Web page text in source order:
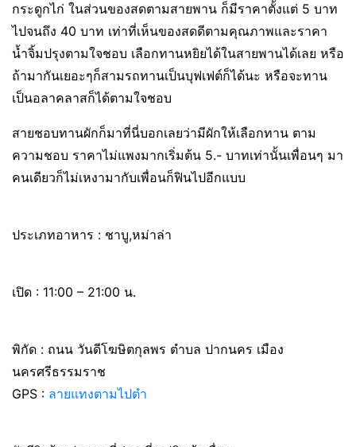
กระดูกไก่ ในส่วนของสดตามสายพาน ก็มีราคาตั้งแต่ 5 บาท
ไปจนถึง 40 บาท เท่าที่เห็นของสดดีตามคุณภาพและราคา
น้ำจิ้มปรุงตามใจชอบ เลือกทานหยิยได้ในสายพานได้เลย หรือ
ถ้ามากันเยอะๆก็สามรถทานเป็นบุฟเฟต์ก็ได้นะ หรือจะทาน
เป็นอลาคลาสก็ได้ตามใจชอบ
สายชอบทานผักก็มาที่นี่บอกเลยว่ามีผักให้เลือกทาน ตาม
ความชอบ ราคาไม่แพงมากเริ่มต้น 5.- บาทเท่านั้นเพื่อนๆ มา
คนเดียวก็ไม่เหงามากับเพื่อนก็ฟินไปอีกแบบ
ประเภทอาหาร : ชาบู,หม่าล่า
เปิด : 11:00 – 21:00 น.
พิกัด : ถนน วันดีโฆษิตกุลพร ตำบล ปากนคร เมือง
นครศรีธรรมราช
GPS : ลายแทงตามไปตำ